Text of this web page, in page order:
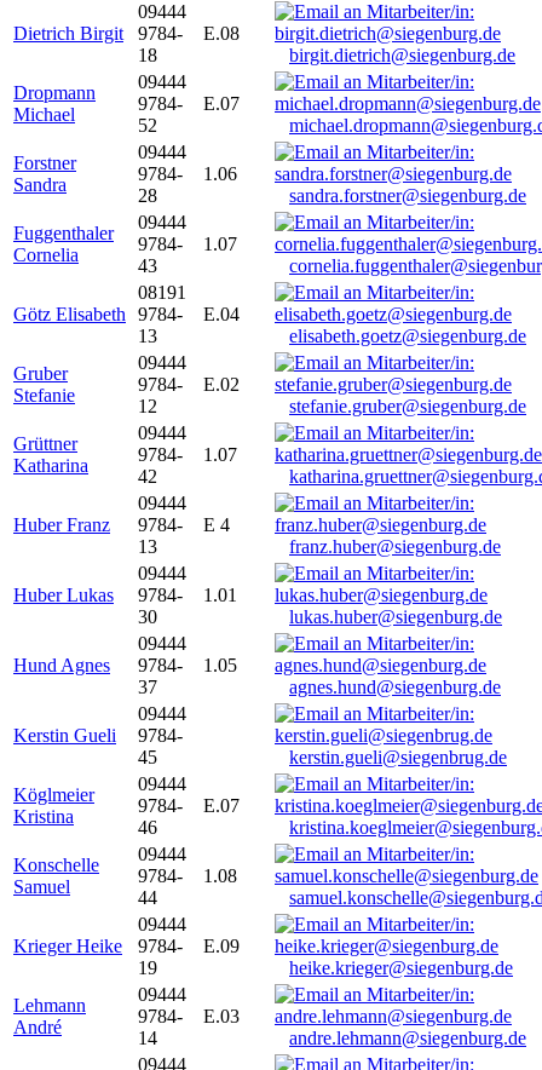
Dietrich Birgit
09444
9784-
18
E.08
birgit.dietrich@siegenburg.de
Dropmann
Michael
09444
9784-
52
E.07
Forstner
Sandra
09444
9784-
28
1.06
sandra.forstner@siegenburg.de
Fuggenthaler
Cornelia
09444
9784-
43
1.07
Götz Elisabeth
08191
9784-
13
E.04
elisabeth.goetz@siegenburg.de
Gruber
Stefanie
09444
9784-
12
E.02
stefanie.gruber@siegenburg.de
Grüttner
Katharina
09444
9784-
42
1.07
Huber Franz
09444
9784-
13
E 4
franz.huber@siegenburg.de
Huber Lukas
09444
9784-
30
1.01
lukas.huber@siegenburg.de
Hund Agnes
09444
9784-
37
1.05
agnes.hund@siegenburg.de
Kerstin Gueli
09444
9784-
45
kerstin.gueli@siegenbrug.de
Köglmeier
Kristina
09444
9784-
46
E.07
Konschelle
Samuel
09444
9784-
44
1.08
Krieger Heike
09444
9784-
19
E.09
heike.krieger@siegenburg.de
Lehmann
André
09444
9784-
14
E.03
andre.lehmann@siegenburg.de
09444